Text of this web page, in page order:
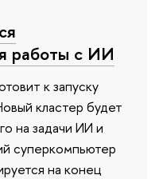
работы с ИИ
к запуску
кластер будет
на задачи ИИ и
суперкомпьютер
на конец